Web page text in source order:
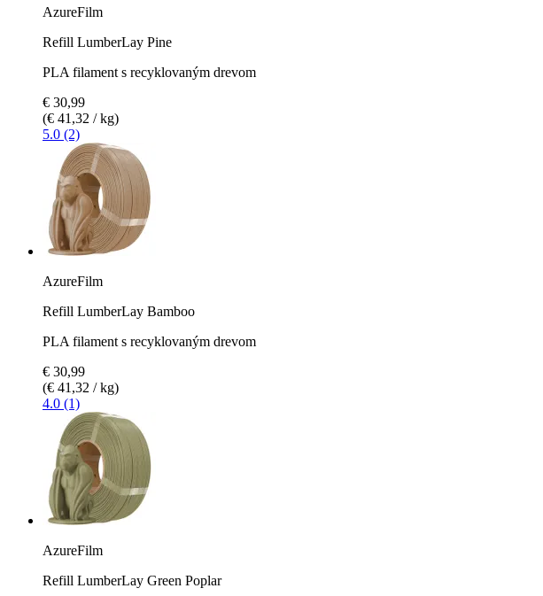
AzureFilm
Refill LumberLay Pine
PLA filament s recyklovaným drevom
€ 30,99
(€ 41,32 / kg)
5.0 (2)
AzureFilm
Refill LumberLay Bamboo
PLA filament s recyklovaným drevom
€ 30,99
(€ 41,32 / kg)
4.0 (1)
AzureFilm
Refill LumberLay Green Poplar